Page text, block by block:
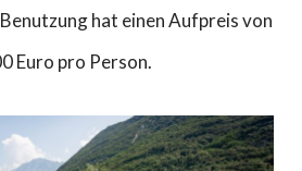
hat einen Aufpreis von
Euro pro Person.